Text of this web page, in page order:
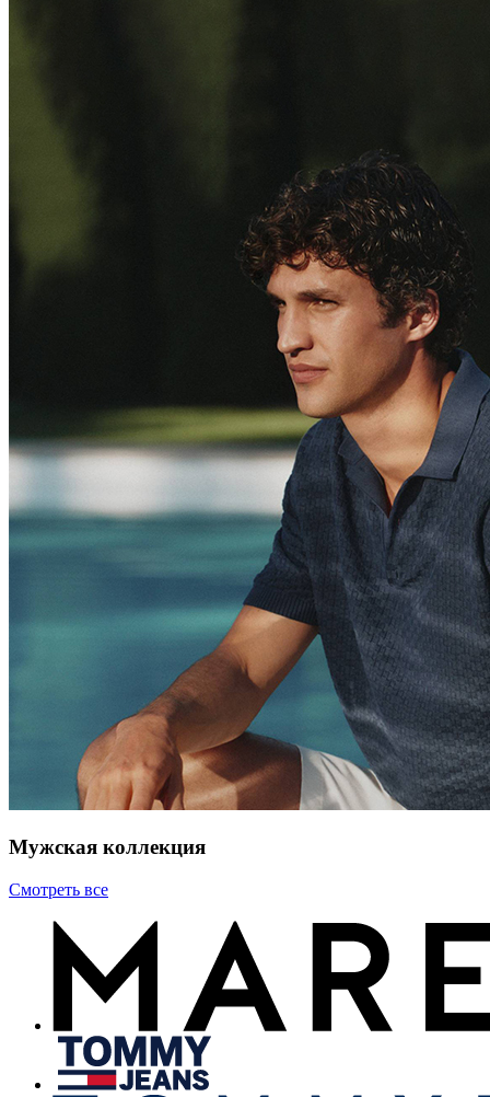
Мужская коллекция
Смотреть все